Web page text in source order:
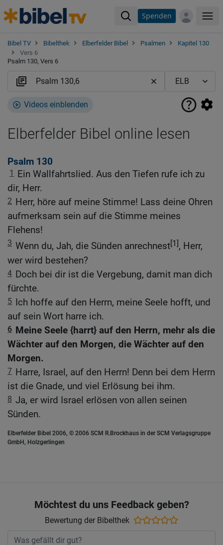
Spenden
Bibel TV Bibelthek Elberfelder Bibel Psalmen
Kapitel 130
Vers 6
Psalm 130, Vers 6
Videos einblenden
Elberfelder Bibel online lesen
Psalm 130
1
Ein Wallfahrtslied. Aus den Tiefen rufe ich zu
dir, Herr.
2 Herr, höre auf meine Stimme! Lass deine Ohren
aufmerksam sein auf die Stimme meines
Flehens!
3 Wenn du, Jah, die Sünden anrechnest[1], Herr,
wer wird bestehen?
4 Doch bei dir ist die Vergebung, damit man dich
fürchte.
5 Ich hoffe auf den Herrn, meine Seele hofft, und
auf sein Wort harre ich.
6 Meine Seele {harrt} auf den Herrn, mehr als die
Wächter auf den Morgen, die Wächter auf den
Morgen.
7 Harre, Israel, auf den Herrn! Denn bei dem Herrn
ist die Gnade, und viel Erlösung bei ihm.
8 Ja, er wird Israel erlösen von allen seinen
Sünden.
Elberfelder Bibel 2006, © 2006 SCM R.Brockhaus in der SCM Verlagsgruppe
GmbH, Holzgerlingen
Möchtest du uns Feedback geben?
Bewertung der Bibelthek